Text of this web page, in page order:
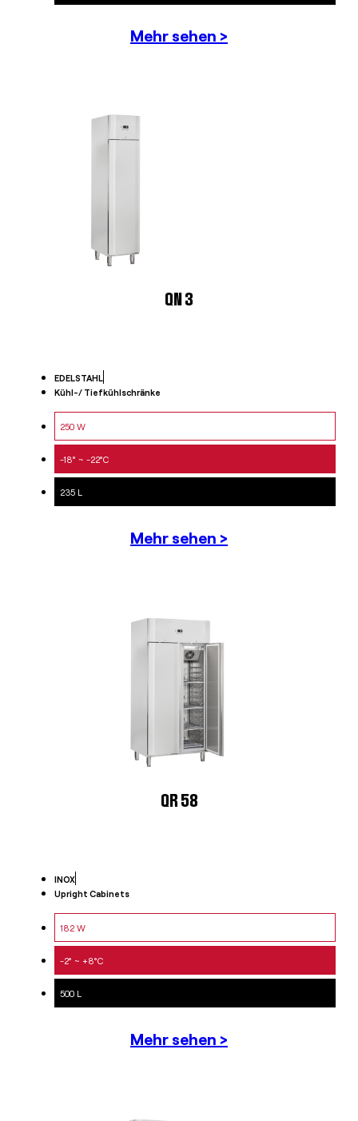
Mehr sehen >
QN 3
EDELSTAHL
Kühl-/ Tiefkühlschränke
250 W
-18° ~ -22°C
235 L
Mehr sehen >
QR 58
INOX
Upright Cabinets
182 W
-2° ~ +8°C
500 L
Mehr sehen >